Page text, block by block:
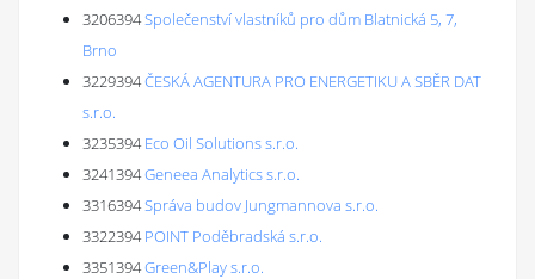
3206394Společenství vlastníků pro dům Blatnická 5, 7,
Brno
3229394ČESKÁ AGENTURA PRO ENERGETIKU A SBĚR DAT
s.r.o.
3235394 Eco Oil Solutions s.r.o.
3241394Geneea Analytics s.r.o.
3316394Správa budov Jungmannova s.r.o.
3322394 POINT Poděbradská s.r.o.
3351394Green&Play s.r.o.